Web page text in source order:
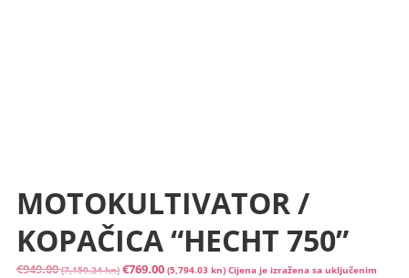
MOTOKULTIVATOR /
KOPAČICA “HECHT 750”
€949.00 (7,150.24 kn) Izvorna
€769.00 (5,794.03 kn)Trenutna
Cijena je izražena sa uključenim